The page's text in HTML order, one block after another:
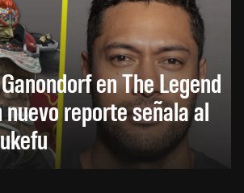
en The Legend
nuevo reporte señala al